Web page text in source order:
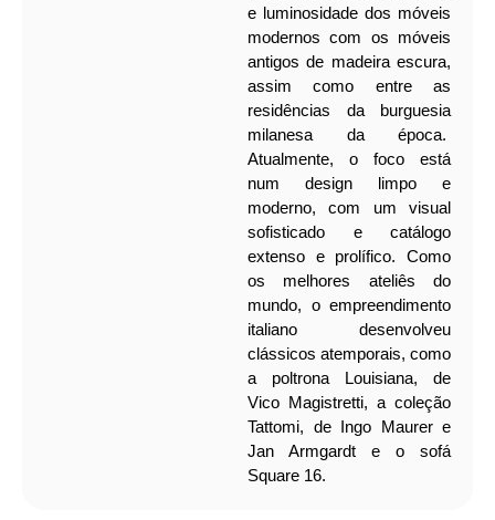
e luminosidade dos móveis
modernos com os móveis
antigos de madeira escura,
assim como entre as
residências da burguesia
milanesa da época.
Atualmente, o foco está
num design limpo e
moderno, com um visual
sofisticado e catálogo
extenso e prolífico. Como
os melhores ateliês do
mundo, o empreendimento
italiano desenvolveu
clássicos atemporais, como
a poltrona Louisiana, de
Vico Magistretti, a coleção
Tattomi, de Ingo Maurer e
Jan Armgardt e o sofá
Square 16.